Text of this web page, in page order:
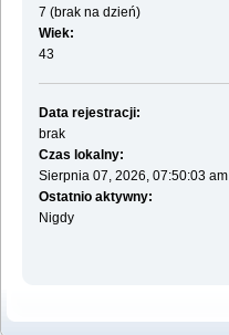
7 (brak na dzień)
Wiek:
43
Data rejestracji:
brak
Czas lokalny:
Sierpnia 07, 2026, 07:50:03 am
Ostatnio aktywny:
Nigdy